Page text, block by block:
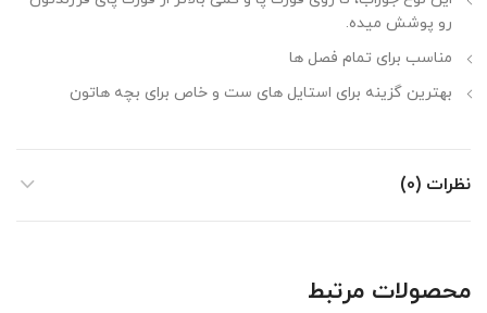
رو پوشش میده.
مناسب برای تمام فصل ها
بهترین گزینه برای استایل های ست و خاص برای بچه هاتون
نظرات (0)
محصولات مرتبط